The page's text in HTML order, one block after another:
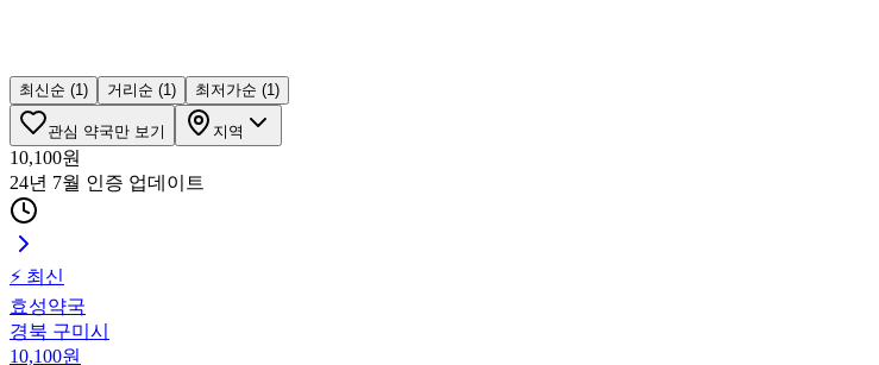
최신순 (1) 거리순 (1) 최저가순 (1)
관심 약국만 보기 지역
10,100원
24년 7월 인증 업데이트
⚡ 최신
효성약국
경북 구미시
10,100원